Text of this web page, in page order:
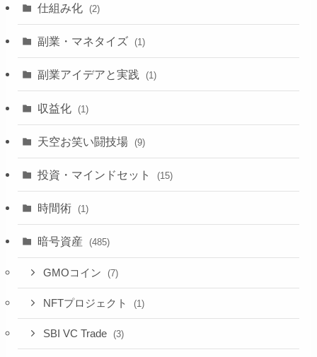
仕組み化 (2)
副業・マネタイズ (1)
副業アイデアと実践 (1)
収益化 (1)
天空お笑い闘技場 (9)
投資・マインドセット (15)
時間術 (1)
暗号資産 (485)
GMOコイン (7)
NFTプロジェクト (1)
SBI VC Trade (3)